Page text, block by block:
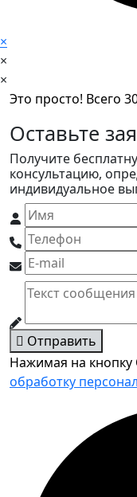
×
×
×
Это просто! Всего
Оставьте
Получите
консультацию,
индивидуальное
Отправить
Нажимая на
обработку